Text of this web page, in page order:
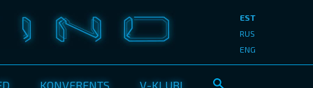
KONVERENTS V-KLUBI
EST
RUS
ENG